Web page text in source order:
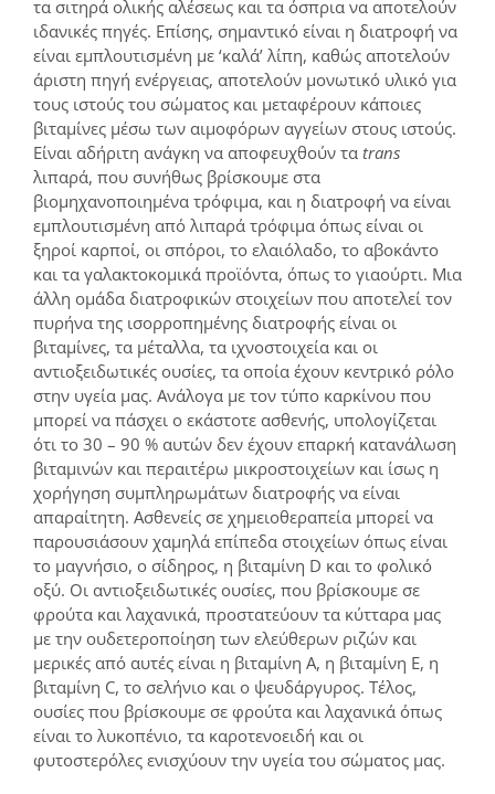
τα σιτηρά ολικής αλέσεως και τα όσπρια να αποτελούν
ιδανικές πηγές. Επίσης, σημαντικό είναι η διατροφή να
είναι εμπλουτισμένη με ‘καλά’ λίπη, καθώς αποτελούν
άριστη πηγή ενέργειας, αποτελούν μονωτικό υλικό για
τους ιστούς του σώματος και μεταφέρουν κάποιες
βιταμίνες μέσω των αιμοφόρων αγγείων στους ιστούς.
Είναι αδήριτη ανάγκη να αποφευχθούν τα trans
λιπαρά, που συνήθως βρίσκουμε στα
βιομηχανοποιημένα τρόφιμα, και η διατροφή να είναι
εμπλουτισμένη από λιπαρά τρόφιμα όπως είναι οι
ξηροί καρποί, οι σπόροι, το ελαιόλαδο, το αβοκάντο
και τα γαλακτοκομικά προϊόντα, όπως το γιαούρτι. Μια
άλλη ομάδα διατροφικών στοιχείων που αποτελεί τον
πυρήνα της ισορροπημένης διατροφής είναι οι
βιταμίνες, τα μέταλλα, τα ιχνοστοιχεία και οι
αντιοξειδωτικές ουσίες, τα οποία έχουν κεντρικό ρόλο
στην υγεία μας. Ανάλογα με τον τύπο καρκίνου που
μπορεί να πάσχει ο εκάστοτε ασθενής, υπολογίζεται
ότι το 30 – 90 % αυτών δεν έχουν επαρκή κατανάλωση
βιταμινών και περαιτέρω μικροστοιχείων και ίσως η
χορήγηση συμπληρωμάτων διατροφής να είναι
απαραίτητη. Ασθενείς σε χημειοθεραπεία μπορεί να
παρουσιάσουν χαμηλά επίπεδα στοιχείων όπως είναι
το μαγνήσιο, ο σίδηρος, η βιταμίνη D και το φολικό
οξύ. Οι αντιοξειδωτικές ουσίες, που βρίσκουμε σε
φρούτα και λαχανικά, προστατεύουν τα κύτταρα μας
με την ουδετεροποίηση των ελεύθερων ριζών και
μερικές από αυτές είναι η βιταμίνη Α, η βιταμίνη Ε, η
βιταμίνη C, το σελήνιο και ο ψευδάργυρος. Τέλος,
ουσίες που βρίσκουμε σε φρούτα και λαχανικά όπως
είναι το λυκοπένιο, τα καροτενοειδή και οι
φυτοστερόλες ενισχύουν την υγεία του σώματος μας.